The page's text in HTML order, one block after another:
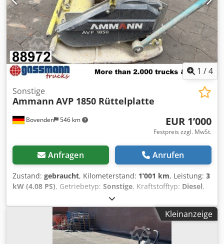
Betriebsgewicht: 190 kg • Handstart • Made in Germany
Einsatzbereiche: • Pflastersteinverdichtung •
Pflasterarbeiten • Straßenbau • Verdichten von Boden und
Schotter • Gräben und Fundamente Credoy Sifyopfx Af Ejf
Zustand: Gebrauchte, vollständige Maschine. HATZ Motor –
robuste und geschätzte Diesel-Einheit.
1 /4
Bovenden 546 km
Sonstige
Ammann AVP 1850 Rüttelplatte
EUR 1’000
Festpreis zzgl. MwSt.
Anfragen Anrufen
Zustand: gebraucht, Kilometerstand: 1’001 km, Leistung: 3
kW (4.08 PS), Getriebetyp: Sonstige, Kraftstofftyp: Diesel,
111 kg
Baujahr:2006, Fahrerkabine:Sonstige, Fahrzeugstandort:
Bovenden, Hatz Dieselmotor! ZUBEHÖRANGABEN OHNE
GEWÄHR, Änderungen, Zwischenverkauf und Irrtümer
vorbehalten! Credpfsxy Sw Sjx Af Eof - .
Kleinanzeige